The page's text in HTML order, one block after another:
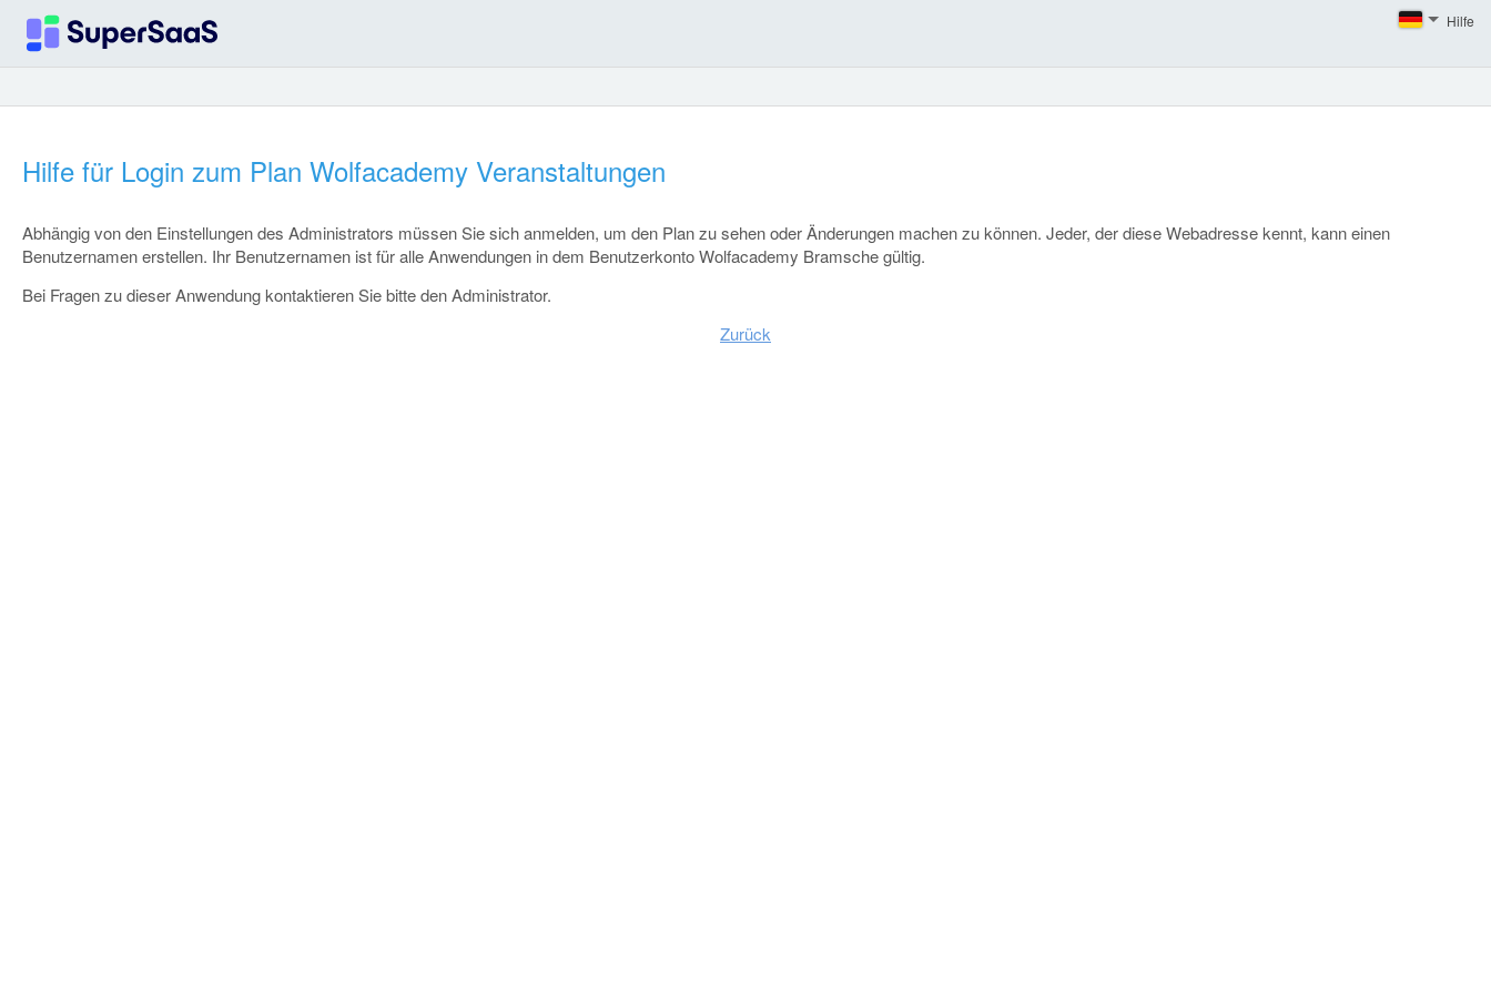
Hilfe
Hilfe für Login zum Plan Wolfacademy Veranstaltungen
Abhängig von den Einstellungen des Administrators müssen Sie sich anmelden, um den Plan zu sehen oder Änderungen machen zu können. Jeder, der diese Webadresse kennt, kann einen
Benutzernamen erstellen. Ihr Benutzernamen ist für alle Anwendungen in dem Benutzerkonto Wolfacademy Bramsche gültig.
Bei Fragen zu dieser Anwendung kontaktieren Sie bitte den Administrator.
Zurück